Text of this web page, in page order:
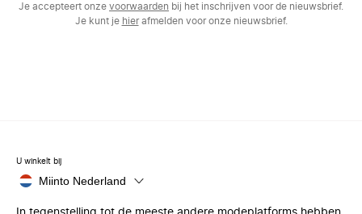
Je accepteert onze voorwaarden bij het inschrijven voor de nieuwsbrief.
Je kunt je hierafmelden voor onze nieuwsbrief.
U winkelt bij
Miinto Nederland